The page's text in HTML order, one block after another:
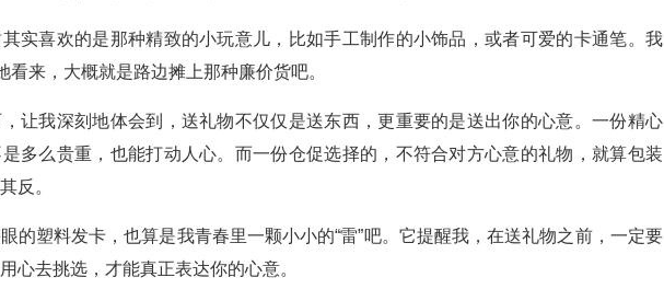
实喜欢的是那种精致的小玩意儿，比如手工制作的小饰品，或者可爱的卡通笔。我
看来，大概就是路边摊上那种廉价货吧。
让我深刻地体会到，送礼物不仅仅是送东西，更重要的是送出你的心意。一份精心
多么贵重，也能打动人心。而一份仓促选择的，不符合对方心意的礼物，就算包装
反。
的塑料发卡，也算是我青春里一颗小小的“雷”吧。它提醒我，在送礼物之前，一定要
心去挑选，才能真正表达你的心意。